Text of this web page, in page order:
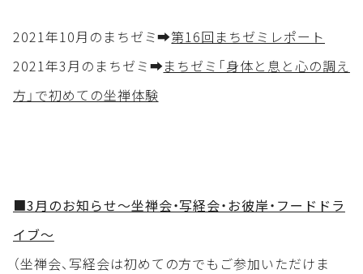
2021年10月のまちゼミ➡第16回まちゼミレポート
2021年3月のまちゼミ➡まちゼミ「身体と息と心の調え
方」で初めての坐禅体験
■3月のお知らせ～坐禅会・写経会・お彼岸・フードドラ
イブ～
（坐禅会、写経会は初めての方でもご参加いただけま